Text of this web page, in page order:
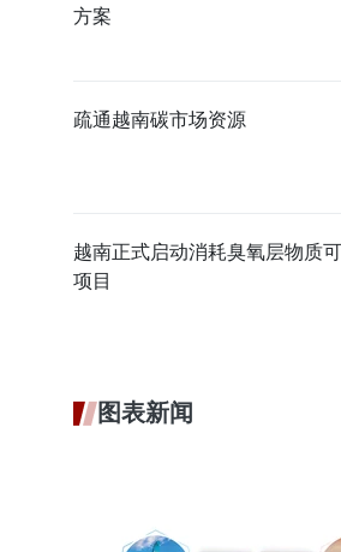
方案
疏通越南碳市场资源
越南正式启动消耗臭氧层物质
项目
图表新闻